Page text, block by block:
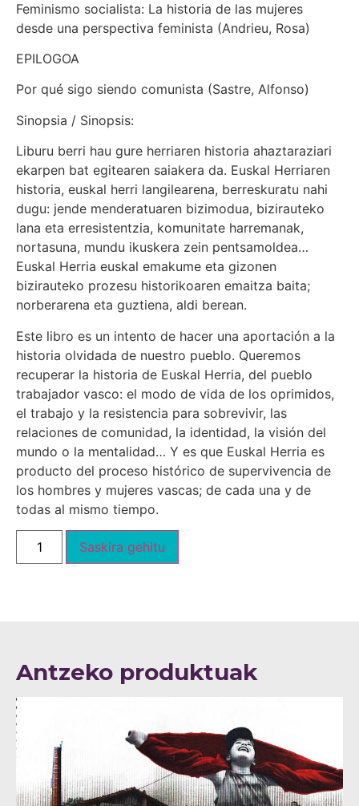
Feminismo socialista: La historia de las mujeres
desde una perspectiva feminista (Andrieu, Rosa)
EPILOGOA
Por qué sigo siendo comunista (Sastre, Alfonso)
Sinopsia / Sinopsis:
Liburu berri hau gure herriaren historia ahaztaraziari
ekarpen bat egitearen saiakera da. Euskal Herriaren
historia, euskal herri langilearena, berreskuratu nahi
dugu: jende menderatuaren bizimodua, bizirauteko
lana eta erresistentzia, komunitate harremanak,
nortasuna, mundu ikuskera zein pentsamoldea…
Euskal Herria euskal emakume eta gizonen
bizirauteko prozesu historikoaren emaitza baita;
norberarena eta guztiena, aldi berean.
Este libro es un intento de hacer una aportación a la
historia olvidada de nuestro pueblo. Queremos
recuperar la historia de Euskal Herria, del pueblo
trabajador vasco: el modo de vida de los oprimidos,
el trabajo y la resistencia para sobrevivir, las
relaciones de comunidad, la identidad, la visión del
mundo o la mentalidad… Y es que Euskal Herria es
producto del proceso histórico de supervivencia de
los hombres y mujeres vascas; de cada una y de
todas al mismo tiempo.
Saskira gehitu
Antzeko produktuak